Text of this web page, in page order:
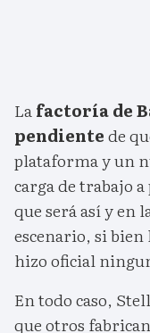
Lafactoría de
pendientede
plataforma y un
carga de trabajo
que será así y en
escenario, si
hizo oficial
En todo caso,
que otros